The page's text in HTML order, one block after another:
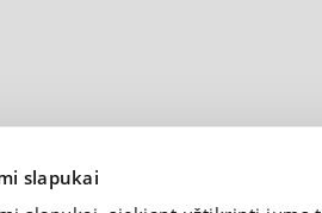
slapukai